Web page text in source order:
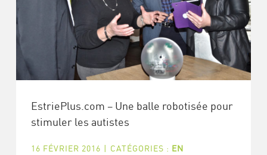
EstriePlus.com – Une balle robotisée pour
stimuler les autistes
16 FÉVRIER 2016 CATÉGORIES : EN